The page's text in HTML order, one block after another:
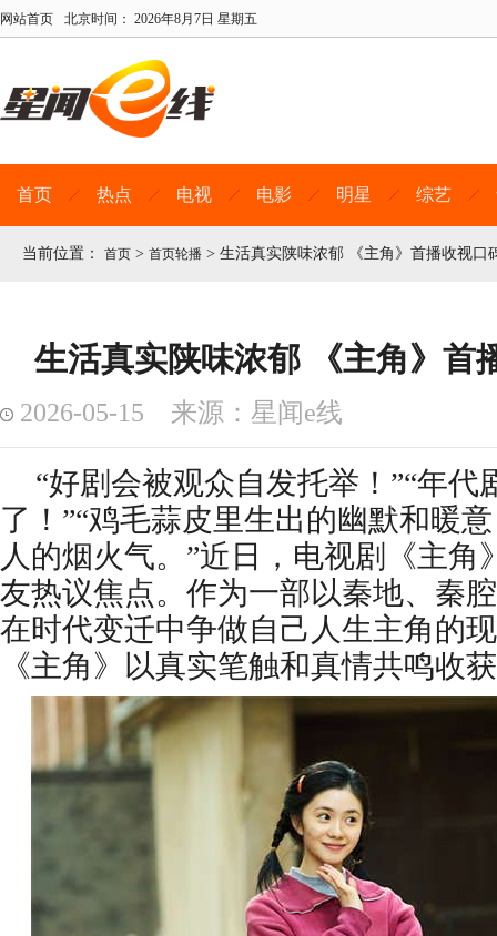
网站首页 北京时间： 2026年8月7日 星期五
首页 热点 电视 电影 明星 综艺
当前位置： 首页 > 首页轮播 > 生活真实陕味浓郁 《主角》首播收视口
生活真实陕味浓郁 《主角》首
2026-05-15 来源：星闻e线
“好剧会被观众自发托举！”“年代
了！”“鸡毛蒜皮里生出的幽默和暖
人的烟火气。”近日，电视剧《主角
友热议焦点。作为一部以秦地、秦
在时代变迁中争做自己人生主角的
《主角》以真实笔触和真情共鸣收